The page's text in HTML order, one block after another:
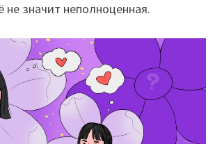
значит неполноценная.